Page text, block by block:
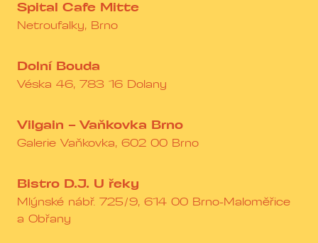
Spital Cafe Mitte
Netroufalky, Brno
Dolní Bouda
Véska 46, 783 16 Dolany
Vilgain – Vaňkovka Brno
Galerie Vaňkovka, 602 00 Brno
Bistro D.J. U řeky
Mlýnské nábř. 725/9, 614 00 Brno-Maloměřice
a Obřany